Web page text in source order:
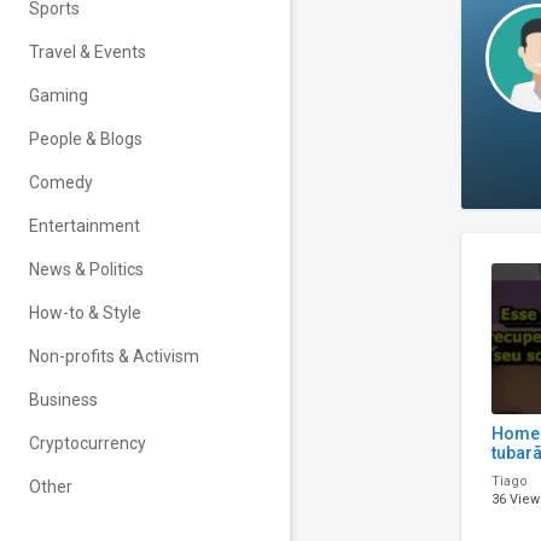
braço
Tiago
36
Sports
Travel & Events
Gaming
People & Blogs
Comedy
Entertainment
News & Politics
How-to & Style
Non-profits & Activism
Business
Cryptocurrency
Other